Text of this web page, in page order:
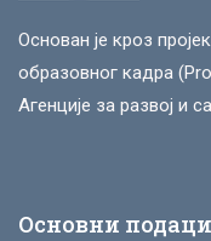
Основан је кроз
образовног кадра
Агенције за развој и
Основни подаци